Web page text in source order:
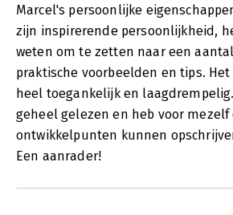
Marcel's persoonlijke
zijn inspirerende persoonlijkheid,
weten om te zetten naar een
praktische voorbeelden en tips.
heel toegankelijk en
geheel gelezen en heb voor
ontwikkelpunten kunnen
Een aanrader!